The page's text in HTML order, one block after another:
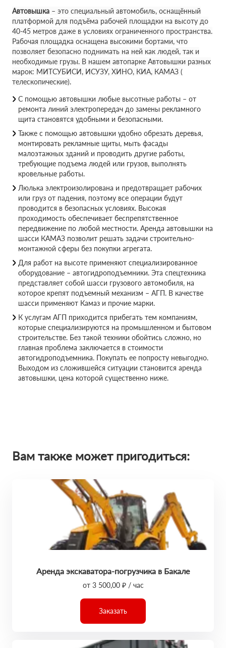
Автовышка – это специальный автомобиль, оснащённый
платформой для подъёма рабочей площадки на высоту до
40-45 метров даже в условиях ограниченного пространства.
Рабочая площадка оснащена высокими бортами, что
позволяет безопасно поднимать на ней как людей, так и
необходимые грузы. В нашем автопарке Автовышки разных
марок: МИТСУБИСИ, ИСУЗУ, ХИНО, КИА, КАМАЗ (
телескопические).
С помощью автовышки любые высотные работы – от
ремонта линий электропередач до замены рекламного
щита становятся удобными и безопасными.
Также с помощью автовышки удобно обрезать деревья,
монтировать рекламные щиты, мыть фасады
малоэтажных зданий и проводить другие работы,
требующие подъема людей или грузов, выполнять
кровельные работы.
Люлька электроизолирована и предотвращает рабочих
или груз от падения, поэтому все операции будут
проводится в безопасных условиях. Высокая
проходимость обеспечивает беспрепятственное
передвижение по любой местности. Аренда автовышки на
шасси КАМАЗ позволит решать задачи строительно-
монтажной сферы без покупки агрегата.
Для работ на высоте применяют специализированное
оборудование – автогидроподъемники. Эта спецтехника
представляет собой шасси грузового автомобиля, на
которое крепят подъемный механизм – АГП. В качестве
шасси применяют Камаз и прочие марки.
К услугам АГП приходится прибегать тем компаниям,
которые специализируются на промышленном и бытовом
строительстве. Без такой техники обойтись сложно, но
главная проблема заключается в стоимости
автогидроподъемника. Покупать ее попросту невыгодно.
Выходом из сложившейся ситуации становится аренда
автовышки, цена которой существенно ниже.
Вам также может пригодиться:
Аренда экскаватора-погрузчика в Бакале
от 3 500,00 ₽ / час
Заказать